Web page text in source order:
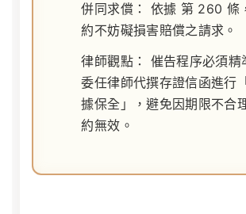
併同求償：
依據 第 260 條
約不妨礙損害賠償之請求。
律師觀點：
催告程序必須精
委任律師代撰存證信函進行
據保全」，避免因期限不合
約無效。